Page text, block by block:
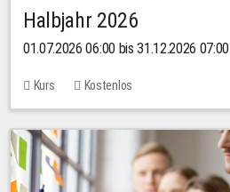
Halbjahr 2026
01.07.2026 06:00 bis 31.12.2026 07:00
Kurs Kostenlos